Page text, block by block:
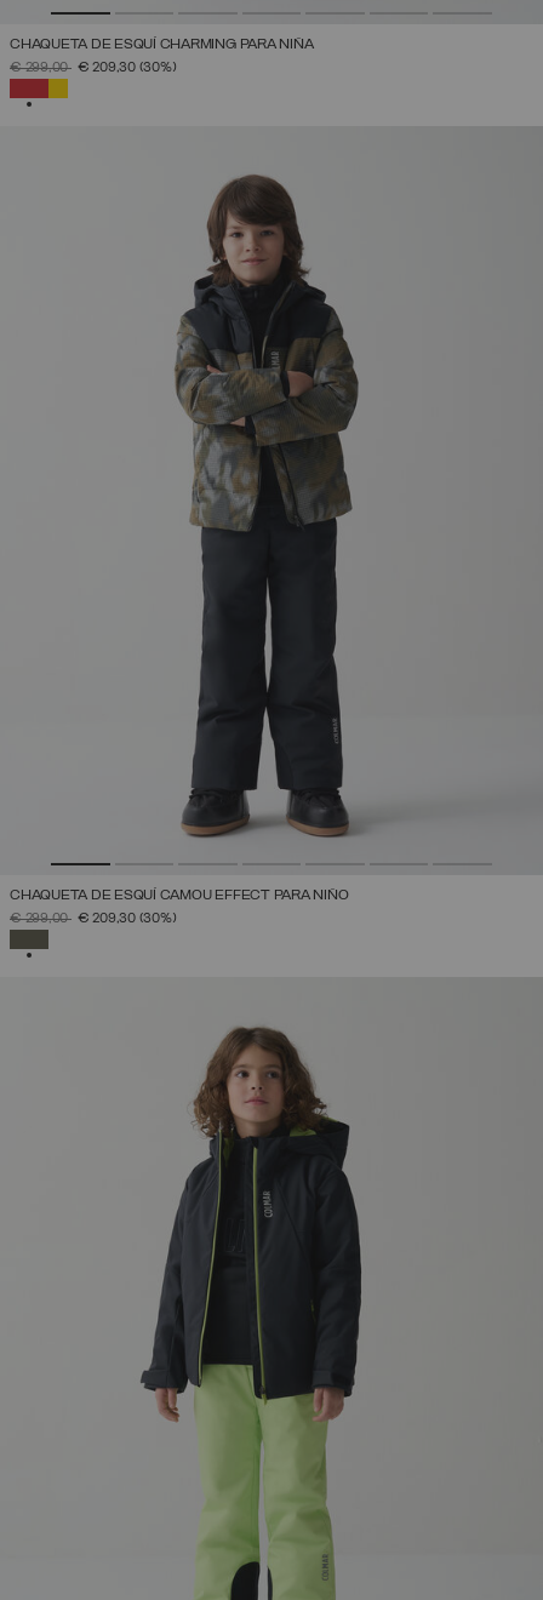
CHAQUETA DE ESQUÍ CHARMING PARA NIÑA
PRECIO REBAJADO DE
€ 299,00A€ 209,30 (30%)
CHAQUETA DE ESQUÍ CAMOU EFFECT PARA NIÑO
PRECIO REBAJADO DE
€ 299,00A€ 209,30 (30%)